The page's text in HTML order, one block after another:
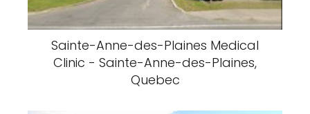
Sainte-Anne-des-Plaines Medical
Clinic - Sainte-Anne-des-Plaines,
Quebec